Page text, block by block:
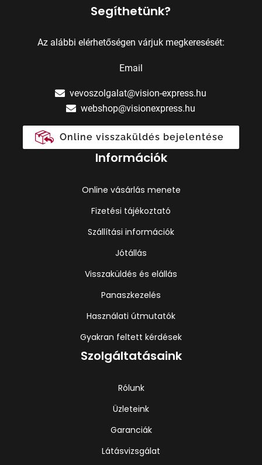
Segíthetünk?
Az alábbi elérhetőségen várjuk megkeresését:
Email
vevoszolgalat@vision-express.hu
webshop@visionexpress.hu
Online visszaküldés bejelentése
Információk
Online vásárlás menete
Fizetési tájékoztató
Szállítási információk
Jótállás
Visszaküldés és elállás
Panaszkezelés
Használati útmutatók
Gyakran feltett kérdések
Szolgáltatásaink
Rólunk
Üzleteink
Garanciák
Látásvizsgálat